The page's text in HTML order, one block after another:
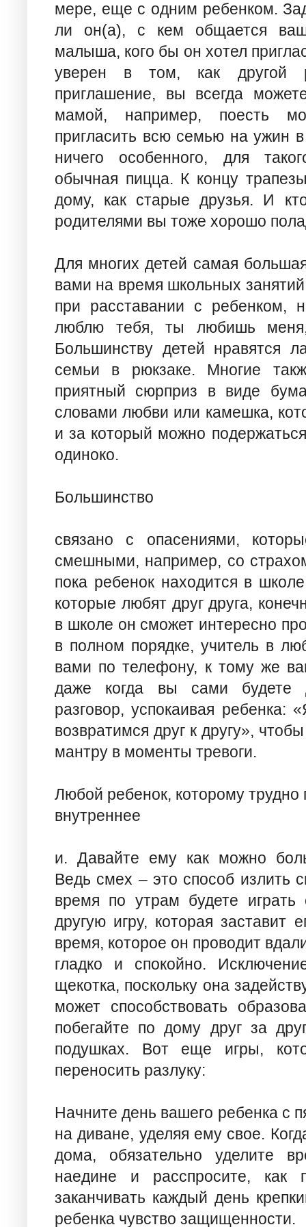
мере, еще с одним ребенком.
ли он(а), с кем общается
малыша, кого бы он хотел
уверен в том, как другой
приглашение, вы всегда
мамой, например, поесть
пригласить всю семью на ужин
ничего особенного, для
обычная пицца. К концу
дому, как старые друзья. И
родителями вы тоже хорошо
Для многих детей самая
вами на время школьных
при расставании с ребенком,
люблю тебя, ты любишь
Большинству детей нравятся
семьи в рюкзаке. Многие
приятный сюрприз в виде
словами любви или камешка,
и за который можно
одиноко.
Большинство
связано с опасениями,
смешными, например, со
пока ребенок находится в
которые любят друг друга,
в школе он сможет интересно
в полном порядке, учитель в
вами по телефону, к тому же
даже когда вы сами будете
разговор, успокаивая
возвратимся друг к другу»,
мантру в моменты тревоги.
Любой ребенок, которому
внутреннее
и. Давайте ему как можно
Ведь смех – это способ излить
время по утрам будете
другую игру, которая заставит
время, которое он проводит
гладко и спокойно.
щекотка, поскольку она
может способствовать
побегайте по дому друг за
подушках. Вот еще игры,
переносить разлуку:
Начните день вашего ребенка с
на диване, уделяя ему свое.
дома, обязательно уделите
наедине и расспросите, как
заканчивать каждый день
ребенка чувство защищенности.